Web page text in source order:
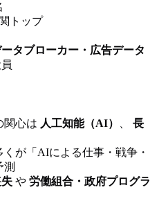
トップ
タブローカー・広告データ
関心は 人工知能（AI）
長
が「AIによる仕事・戦争・
測
や 労働組合・政府プログラ